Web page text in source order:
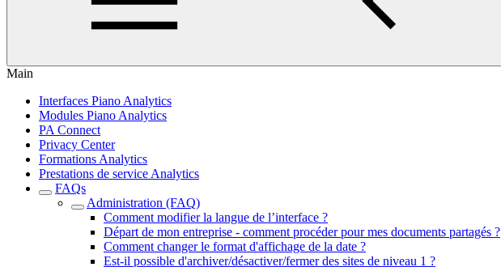
Main
Interfaces Piano Analytics
Modules Piano Analytics
PA Connect
Privacy Center
Formations Analytics
Prestations de service Analytics
FAQs
Administration (FAQ)
Comment modifier la langue de l’interface ?
Départ de mon entreprise - comment procéder pour mes documents partagés ?
Comment changer le format d'affichage de la date ?
Est-il possible d'archiver/désactiver/fermer des sites de niveau 1 ?